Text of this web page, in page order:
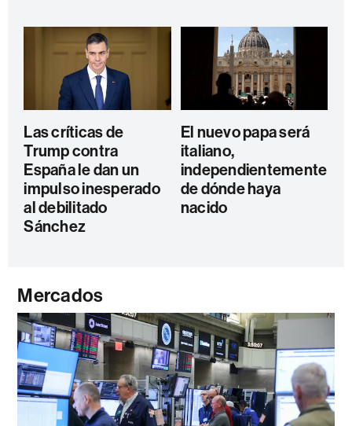
Las críticas de
Trump contra
España le dan un
impulso inesperado
al debilitado
Sánchez
El nuevo papa será
italiano,
independientemente
de dónde haya
nacido
Mercados